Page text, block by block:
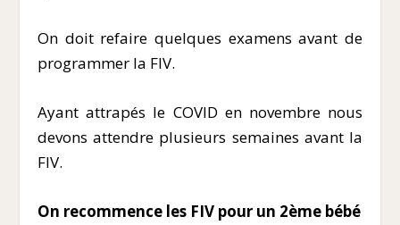
On doit refaire quelques examens avant de
programmer la FIV.
Ayant attrapés le COVID en novembre nous
devons attendre plusieurs semaines avant la
FIV.
On recommence les FIV pour un 2ème bébé